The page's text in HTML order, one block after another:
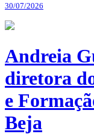
30/07/2026
Andreia
diretora
e
Beja